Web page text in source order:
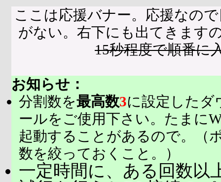
ここは応援バナー。応援なの
がない。右下にも出てきます
15秒程度で順番に
お知らせ：
分割数を最高数3に設定したダ
ールをご使用下さい。たまに
起動することがあるので。（
数を絞っておくこと。）
一定時間に、ある回数以